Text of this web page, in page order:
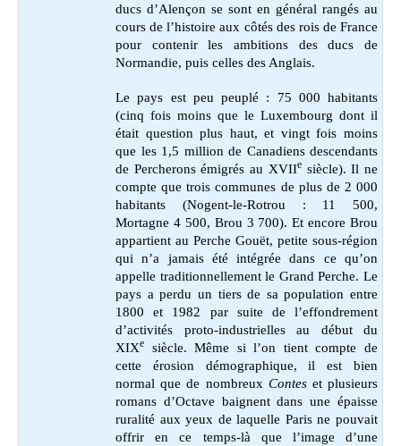
ducs d’Alençon se sont en général rangés au
cours de l’histoire aux côtés des rois de France
pour contenir les ambitions des ducs de
Normandie, puis celles des Anglais.
Le pays est peu peuplé : 75 000 habitants
(cinq fois moins que le Luxembourg dont il
était question plus haut, et vingt fois moins
que les 1,5 million de Canadiens descendants
de Percherons émigrés au XVIIesiècle). Il ne
compte que trois communes de plus de 2 000
habitants (Nogent-le-Rotrou : 11 500,
Mortagne 4 500, Brou 3 700). Et encore Brou
appartient au Perche Gouët, petite sous-région
qui n’a jamais été intégrée dans ce qu’on
appelle traditionnellement le Grand Perche. Le
pays a perdu un tiers de sa population entre
1800 et 1982 par suite de l’effondrement
d’activités proto-industrielles au début du
XIXe siècle. Même si l’on tient compte de
cette érosion démographique, il est bien
normal que de nombreux Conteset plusieurs
romans d’Octave baignent dans une épaisse
ruralité aux yeux de laquelle Paris ne pouvait
offrir en ce temps-là que l’image d’une